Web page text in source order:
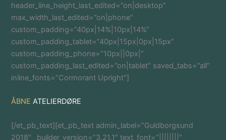
header_line_height_last_edited=”on|desktop”
max_width_last_edited=”on|phone”
custom_padding=”40px|14%|10px|14%”
custom_padding_tablet=”40px|15px|0px|15px”
custom_padding_phone=”10px||0px|”
custom_padding_last_edited=”on|tablet” saved_tabs=”all”
inline_fonts=”Cormorant Upright”]
ÅBNE ATELIERDØRE
[/et_pb_text][et_pb_text admin_label=”Guldborgsund
2018″ _builder_version=”3.21.1″ text_font=”||||||||”